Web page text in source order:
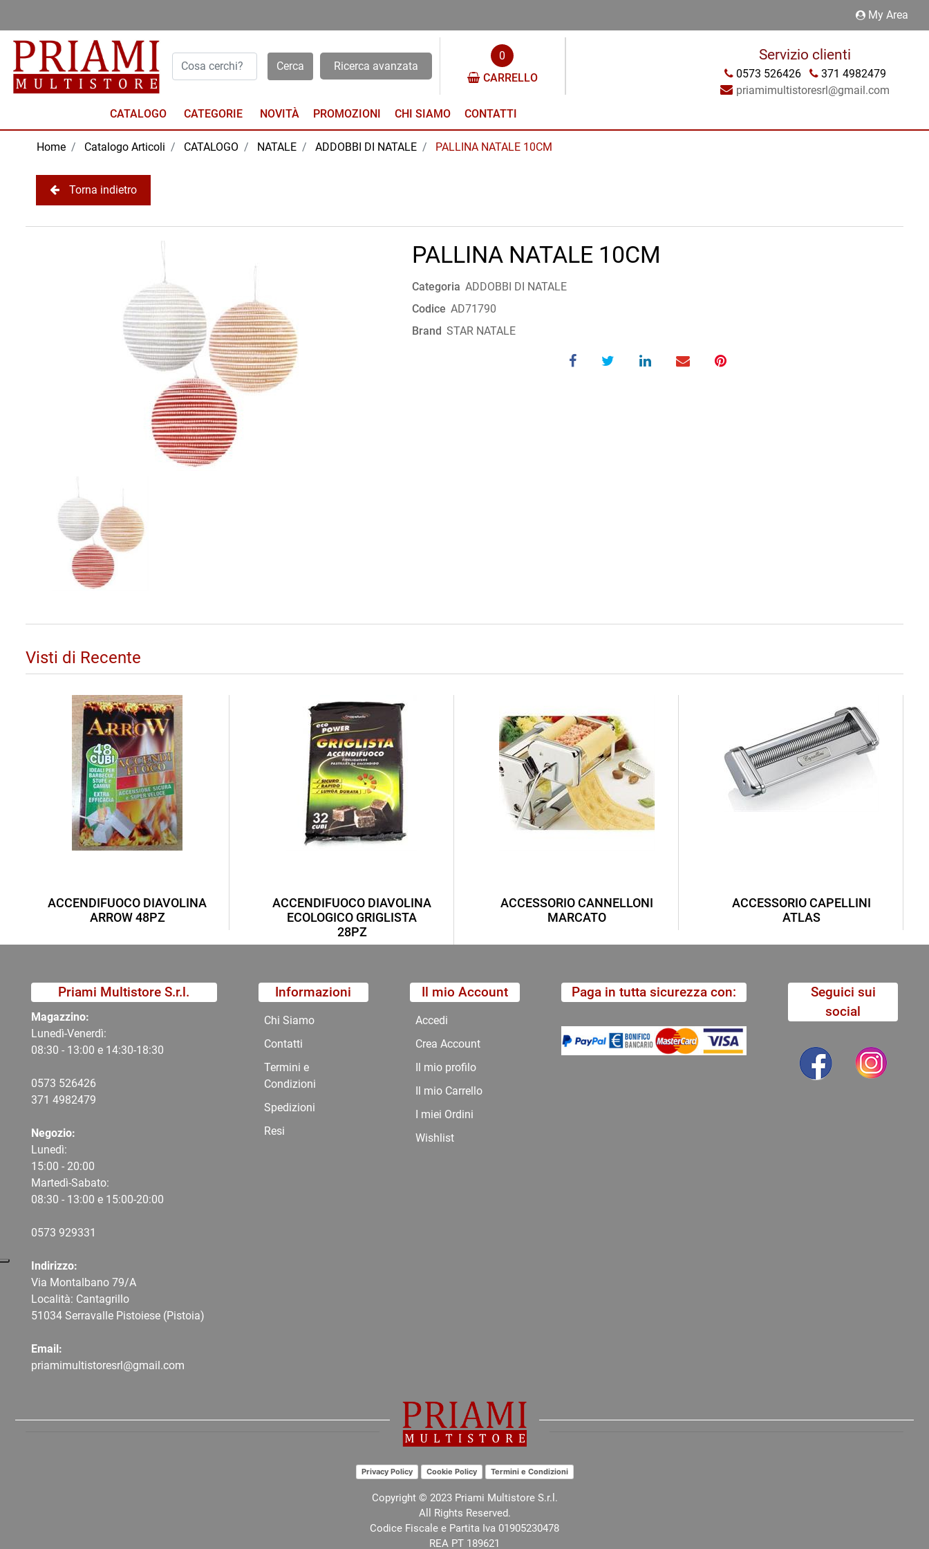
My Area
Ricerca avanzata
0
CARRELLO
Servizio clienti
0573 526426
371 4982479
priamimultistoresrl@gmail.com
CATALOGO
Open menu
NOVITÀ PROMOZIONI CHI SIAMO CONTATTI
Home Catalogo Articoli CATALOGO NATALE ADDOBBI DI NATALE PALLINA NATALE 10CM
Torna indietro
PALLINA NATALE 10CM
Categoria ADDOBBI DI NATALE
Codice AD71790
Brand STAR NATALE
Visti di Recente
ACCENDIFUOCO DIAVOLINA
ARROW 48PZ
ACCENDIFUOCO DIAVOLINA
ECOLOGICO GRIGLISTA
28PZ
ACCESSORIO CANNELLONI
MARCATO
ACCESSORIO CAPELLINI
ATLAS
Priami Multistore S.r.l.
Magazzino:
Lunedì-Venerdì:
08:30 - 13:00 e 14:30-18:30
0573 526426
371 4982479
Negozio:
Lunedì:
15:00 - 20:00
Martedì-Sabato:
08:30 - 13:00 e 15:00-20:00
0573 929331
Indirizzo:
Via Montalbano 79/A
Località: Cantagrillo
51034 Serravalle Pistoiese (Pistoia)
Email:
priamimultistoresrl@gmail.com
Informazioni
Chi Siamo
Contatti
Termini e
Condizioni
Spedizioni
Resi
Il mio Account
Accedi
Crea Account
Il mio profilo
Il mio Carrello
I miei Ordini
Wishlist
Paga in tutta sicurezza con:
Seguici sui
social
Privacy Policy Cookie Policy Termini e Condizioni
Copyright © 2023 Priami Multistore S.r.l.
All Rights Reserved.
Codice Fiscale e Partita Iva 01905230478
REA PT 189621